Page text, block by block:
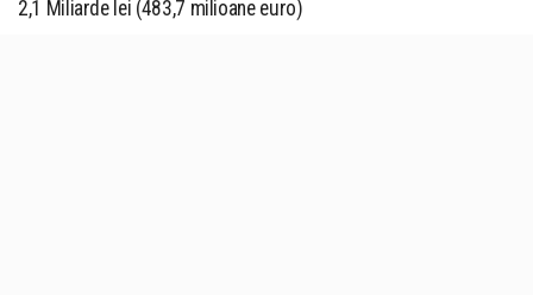
2,1 Miliarde lei (483,7 milioane euro)